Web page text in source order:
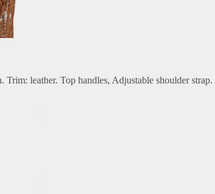
leather. Top handles, Adjustable shoulder